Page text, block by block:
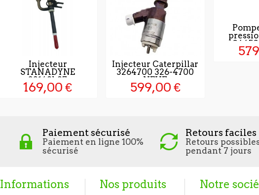
Injecteur
STANADYNE
32148k87
169,00 €
Injecteur Caterpillar
3264700 326-4700
NEUF
599,00 €
Paiement sécurisé
Paiement en ligne 100%
sécurisé
Retours faciles
Retours
pendant 7 jours
Informations Nos produits Notre